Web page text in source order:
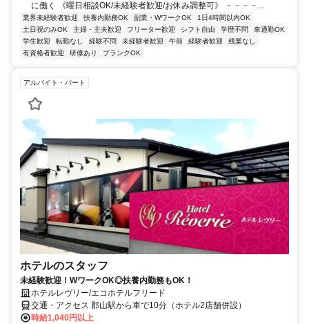
に働く 《曜日相談OK/未経験者歓迎/お休み調整可》 －－－－...
業界未経験者歓迎 扶養内勤務OK 副業・WワークOK
1日4時間以内OK
土日祝のみOK
主婦・主夫歓迎 フリーター歓迎 シフト自由 学歴不問
車通勤OK
学生歓迎
転勤なし 経験不問 未経験者歓迎 午前 経験者歓迎
残業なし
有資格者歓迎
研修あり ブランクOK
アルバイト・パート
ホテルのスタッフ
未経験歓迎！WワークOK◎扶養内勤務もOK！
ホテルレヴリー/エコホテルフリード
交通・アクセス 郡山駅から車で10分（ホテル2店舗併設）
時給1,040円以上